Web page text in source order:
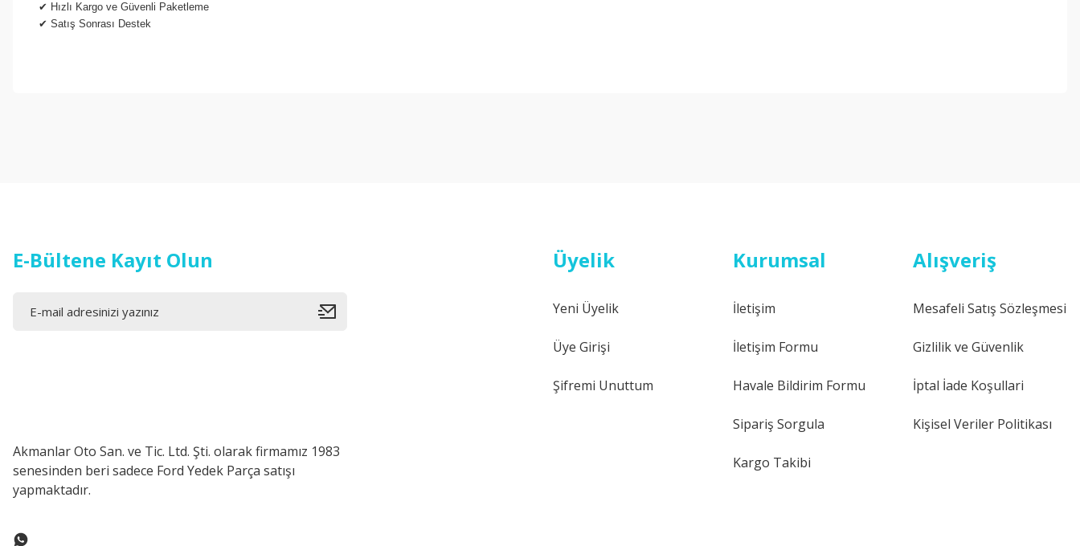
✔ Hızlı Kargo ve Güvenli Paketleme
✔ Satış Sonrası Destek
E-Bültene Kayıt Olun
Akmanlar Oto San. ve Tic. Ltd. Şti. olarak firmamız 1983
senesinden beri sadece Ford Yedek Parça satışı
yapmaktadır.
Üyelik
Yeni Üyelik
Üye Girişi
Şifremi Unuttum
Kurumsal
İletişim
İletişim Formu
Havale Bildirim Formu
Sipariş Sorgula
Kargo Takibi
Alışveriş
Mesafeli Satış Sözleşmesi
Gizlilik ve Güvenlik
İptal İade Koşullari
Kişisel Veriler Politikası